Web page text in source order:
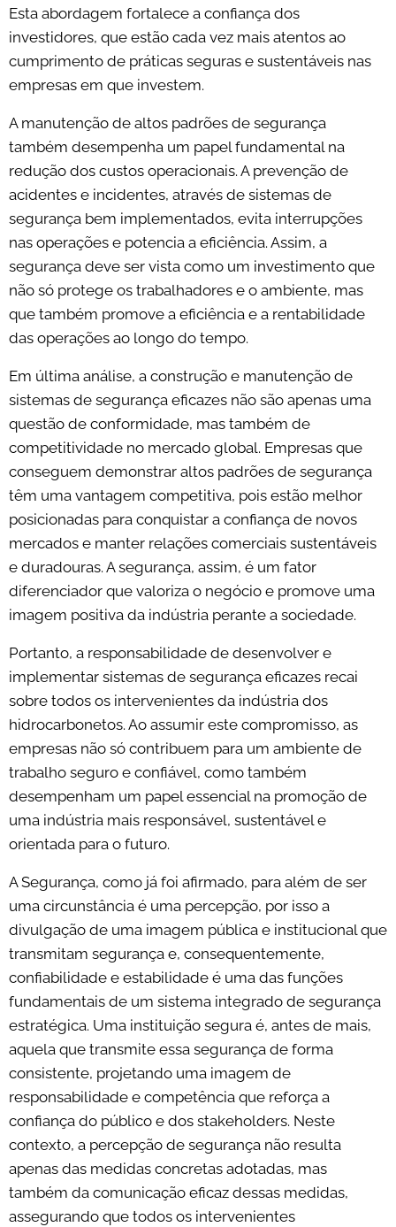
Esta abordagem fortalece a confiança dos
investidores, que estão cada vez mais atentos ao
cumprimento de práticas seguras e sustentáveis nas
empresas em que investem.
A manutenção de altos padrões de segurança
também desempenha um papel fundamental na
redução dos custos operacionais. A prevenção de
acidentes e incidentes, através de sistemas de
segurança bem implementados, evita interrupções
nas operações e potencia a eficiência. Assim, a
segurança deve ser vista como um investimento que
não só protege os trabalhadores e o ambiente, mas
que também promove a eficiência e a rentabilidade
das operações ao longo do tempo.
Em última análise, a construção e manutenção de
sistemas de segurança eficazes não são apenas uma
questão de conformidade, mas também de
competitividade no mercado global. Empresas que
conseguem demonstrar altos padrões de segurança
têm uma vantagem competitiva, pois estão melhor
posicionadas para conquistar a confiança de novos
mercados e manter relações comerciais sustentáveis
e duradouras. A segurança, assim, é um fator
diferenciador que valoriza o negócio e promove uma
imagem positiva da indústria perante a sociedade.
Portanto, a responsabilidade de desenvolver e
implementar sistemas de segurança eficazes recai
sobre todos os intervenientes da indústria dos
hidrocarbonetos. Ao assumir este compromisso, as
empresas não só contribuem para um ambiente de
trabalho seguro e confiável, como também
desempenham um papel essencial na promoção de
uma indústria mais responsável, sustentável e
orientada para o futuro.
A Segurança, como já foi afirmado, para além de ser
uma circunstância é uma percepção, por isso a
divulgação de uma imagem pública e institucional que
transmitam segurança e, consequentemente,
confiabilidade e estabilidade é uma das funções
fundamentais de um sistema integrado de segurança
estratégica. Uma instituição segura é, antes de mais,
aquela que transmite essa segurança de forma
consistente, projetando uma imagem de
responsabilidade e competência que reforça a
confiança do público e dos stakeholders. Neste
contexto, a percepção de segurança não resulta
apenas das medidas concretas adotadas, mas
também da comunicação eficaz dessas medidas,
assegurando que todos os intervenientes